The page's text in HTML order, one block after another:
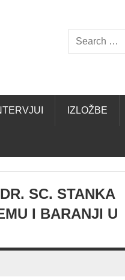
IZLOŽBE
SC. STANKA
I BARANJI U